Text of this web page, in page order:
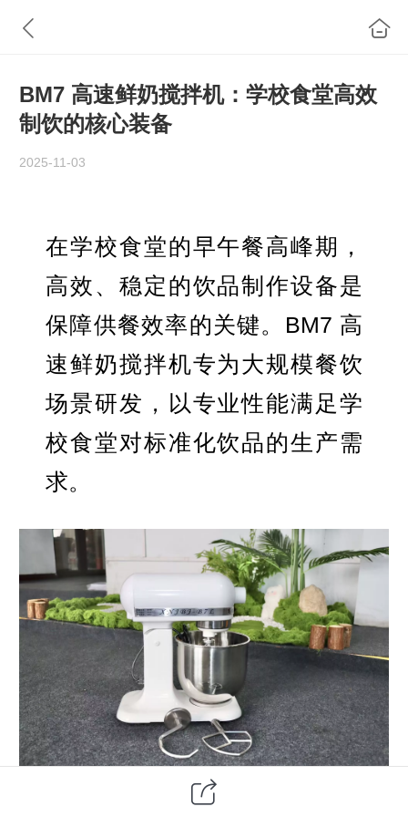
BM7 高速鲜奶搅拌机：学校食堂高效
制饮的核心装备
2025-11-03
在学校食堂的早午餐高峰期，
高效、稳定的饮品制作设备是
保障供餐效率的关键。BM7 高
速鲜奶搅拌机专为大规模餐饮
场景研发，以专业性能满足学
校食堂对标准化饮品的生产需
求。